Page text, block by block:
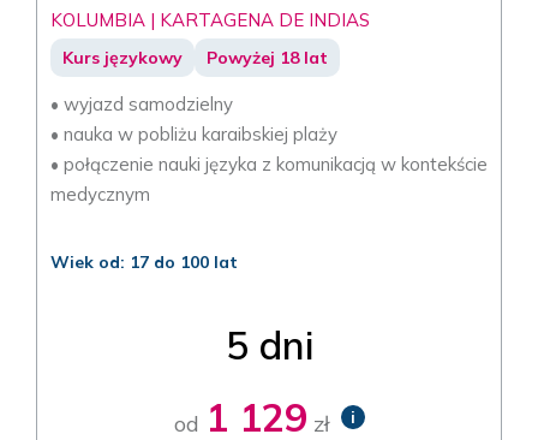
KOLUMBIA | KARTAGENA DE INDIAS
Kurs językowy Powyżej 18 lat
• wyjazd samodzielny
• nauka w pobliżu karaibskiej plaży
• połączenie nauki języka z komunikacją w kontekście
medycznym
Wiek od: 17 do 100 lat
5 dni
od 1 129 zł i